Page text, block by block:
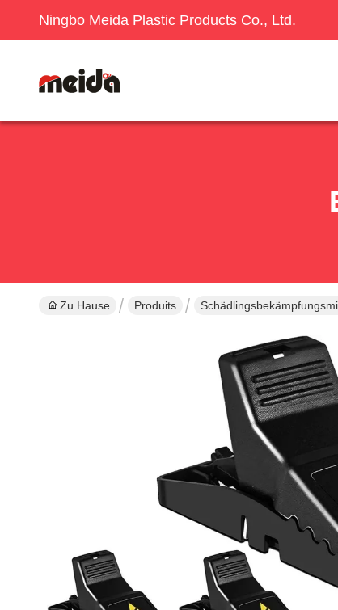
Ningbo Meida Plastic Products Co., Ltd.
Zu Hause Produits